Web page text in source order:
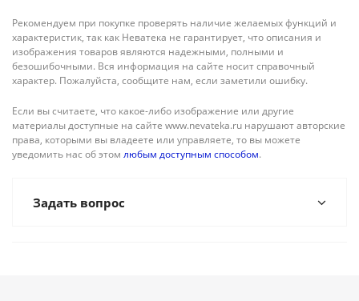
Рекомендуем при покупке проверять наличие желаемых функций и
характеристик, так как Неватека не гарантирует, что описания и
изображения товаров являются надежными, полными и
безошибочными. Вся информация на сайте носит справочный
характер. Пожалуйста, сообщите нам, если заметили ошибку.
Если вы считаете, что какое-либо изображение или другие
материалы доступные на сайте www.nevateka.ru нарушают авторские
права, которыми вы владеете или управляете, то вы можете
уведомить нас об этом любым доступным способом.
Задать вопрос